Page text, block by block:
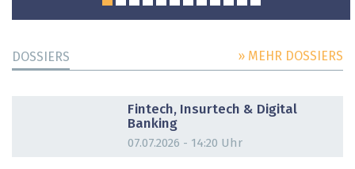
DOSSIERS » MEHR DOSSIERS
Fintech, Insurtech & Digital
Banking
07.07.2026 - 14:20 Uhr